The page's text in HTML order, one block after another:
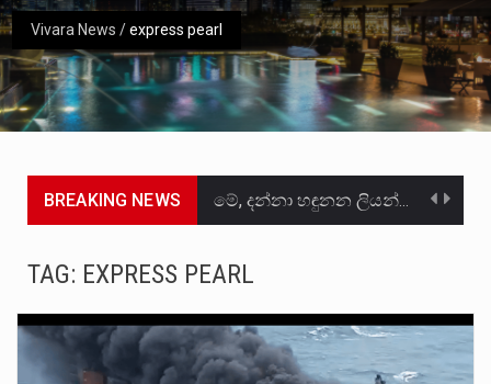
Vivara News /express pearl
BREAKING NEWS මේ, දන්නා හඳුනන ලියන්නකුගේ නන්නාඳුනන අඩවියක සැරිසරා ලද ආස්වාදනීය මොහොතක සිංහාවලෝකනයකි .කෙටි කවියක දිගු බර…
TAG: EXPRESS PEARL